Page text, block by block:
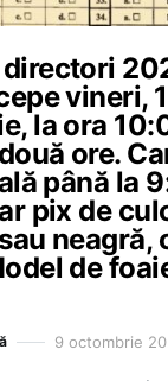
vineri,
la ora
ore.
până la
pix de
neagră,
de
9 octombrie